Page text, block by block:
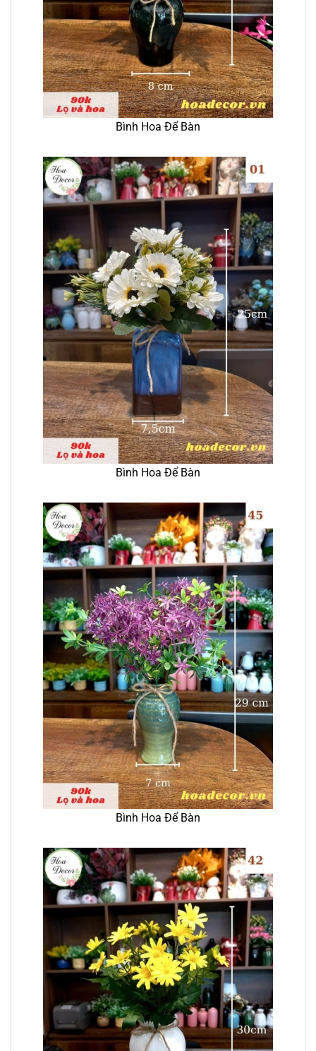
Bình Hoa Để Bàn
Bình Hoa Để Bàn
Bình Hoa Để Bàn